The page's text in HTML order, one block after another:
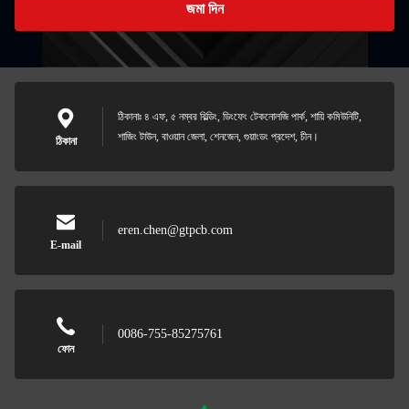
জমা দিন
ঠিকানা
ঠিকানাঃ ৪ এফ, ৫ নম্বর বিল্ডিং, ডিংফেং টেকনোলজি পার্ক, শায়ি কমিউনিটি,
শাজিং টাউন, বাওয়ান জেলা, শেনজেন, গুয়াংডং প্রদেশ, চীন।
E-mail
eren.chen@gtpcb.com
ফোন
0086-755-85275761